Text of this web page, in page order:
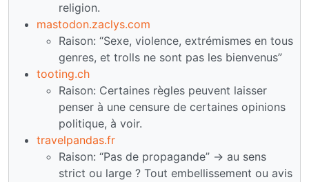
religion.
mastodon.zaclys.com
Raison: “Sexe, violence, extrémismes en tous
genres, et trolls ne sont pas les bienvenus”
tooting.ch
Raison: Certaines règles peuvent laisser
penser à une censure de certaines opinions
politique, à voir.
travelpandas.fr
Raison: “Pas de propagande” -> au sens
strict ou large ? Tout embellissement ou avis